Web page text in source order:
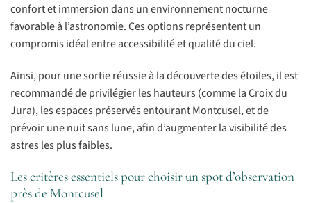
confort et immersion dans un environnement nocturne
favorable à l’astronomie. Ces options représentent un
compromis idéal entre accessibilité et qualité du ciel.
Ainsi, pour une sortie réussie à la découverte des étoiles, il est
recommandé de privilégier les hauteurs (comme la Croix du
Jura), les espaces préservés entourant Montcusel, et de
prévoir une nuit sans lune, afin d’augmenter la visibilité des
astres les plus faibles.
Les critères essentiels pour choisir un spot d’observation
près de Montcusel